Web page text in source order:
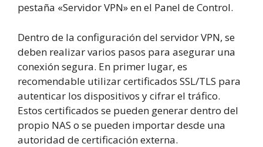
pestaña «Servidor VPN» en el Panel de Control.
Dentro de la configuración del servidor VPN, se
deben realizar varios pasos para asegurar una
conexión segura. En primer lugar, es
recomendable utilizar certificados SSL/TLS para
autenticar los dispositivos y cifrar el tráfico.
Estos certificados se pueden generar dentro del
propio NAS o se pueden importar desde una
autoridad de certificación externa.